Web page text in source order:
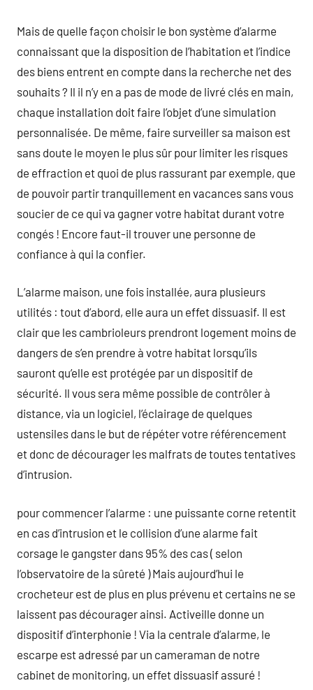
Mais de quelle façon choisir le bon système d’alarme
connaissant que la disposition de l’habitation et l’indice
des biens entrent en compte dans la recherche net des
souhaits ? Il il n’y en a pas de mode de livré clés en main,
chaque installation doit faire l’objet d’une simulation
personnalisée. De même, faire surveiller sa maison est
sans doute le moyen le plus sûr pour limiter les risques
de effraction et quoi de plus rassurant par exemple, que
de pouvoir partir tranquillement en vacances sans vous
soucier de ce qui va gagner votre habitat durant votre
congés ! Encore faut-il trouver une personne de
confiance à qui la confier.
L’alarme maison, une fois installée, aura plusieurs
utilités : tout d’abord, elle aura un effet dissuasif. Il est
clair que les cambrioleurs prendront logement moins de
dangers de s’en prendre à votre habitat lorsqu’ils
sauront qu’elle est protégée par un dispositif de
sécurité. Il vous sera même possible de contrôler à
distance, via un logiciel, l’éclairage de quelques
ustensiles dans le but de répéter votre référencement
et donc de décourager les malfrats de toutes tentatives
d’intrusion.
pour commencer l’alarme : une puissante corne retentit
en cas d’intrusion et le collision d’une alarme fait
corsage le gangster dans 95% des cas ( selon
l’observatoire de la sûreté ) Mais aujourd’hui le
crocheteur est de plus en plus prévenu et certains ne se
laissent pas décourager ainsi. Activeille donne un
dispositif d’interphonie ! Via la centrale d’alarme, le
escarpe est adressé par un cameraman de notre
cabinet de monitoring, un effet dissuasif assuré !